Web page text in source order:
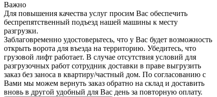
Важно
Для повышения качества услуг просим Вас обеспечить
беспрепятственный подъезд нашей машины к месту
разгрузки.
Заблаговременно удостоверьтесь, что у Вас будет возможность
открыть ворота для въезда на территорию. Убедитесь, что
грузовой лифт работает. В случае отсутствия условий для
разгрузочных работ сотрудник доставки в праве выгрузить
заказ без заноса в квартиру/частный дом. По согласованию с
Вами мы можем вернуть заказ обратно на склад и доставить
вновь в другой удобный для Вас день за повторную оплату.